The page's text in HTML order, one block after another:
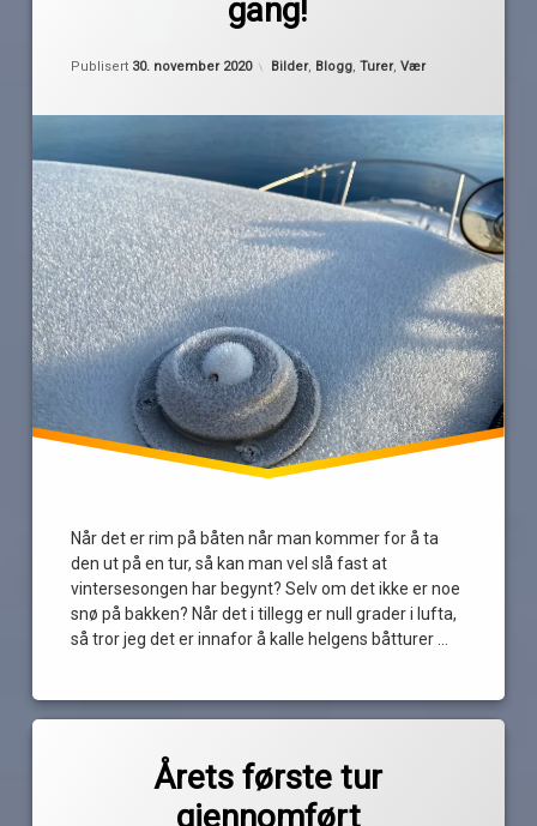
gang!
Publisert 30. november 2020
Oppdatert 29. november 2020
Kategorier:
Bilder, Blogg,Turer,Vær
Når det er rim på båten når man kommer for å ta
den ut på en tur, så kan man vel slå fast at
vintersesongen har begynt? Selv om det ikke er noe
snø på bakken? Når det i tillegg er null grader i lufta,
så tror jeg det er innafor å kalle helgens båtturer …
vinter
Låve
Rock
Årets første tur
gjennomført